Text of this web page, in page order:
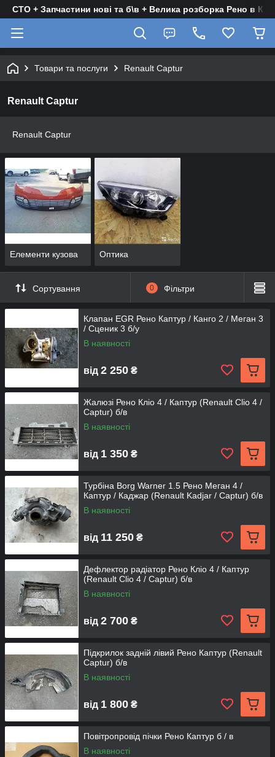
СТО + Запчастини нові та б\в + Велика розборка Рено в
Товари та послуги Renault Captur
Renault Captur
Renault Captur
Елементи кузова Оптика
Сортування 0 Фільтри
Клапан EGR Рено Каптур / Канго 2 / Меган 3
/ Сценик 3 б/у
В наявності
від 2 250 ₴
Жалюзі Рено Кліо 4 / Каптур (Renault Clio 4 /
Captur) б/в
В наявності
від 1 350 ₴
Турбіна Borg Warner 1.5 Рено Меган 4 /
Каптур / Каджар (Renault Kadjar / Captur) б/в
В наявності
від 11 250 ₴
Дефлектор радіатор Рено Кліо 4 / Каптур
(Renault Clio 4 / Captur) б/в
В наявності
від 2 700 ₴
Підкрилок задній лівий Рено Каптур (Renault
Captur) б/в
В наявності
від 1 800 ₴
Повітропровід пічки Рено Каптур б / в
В наявності